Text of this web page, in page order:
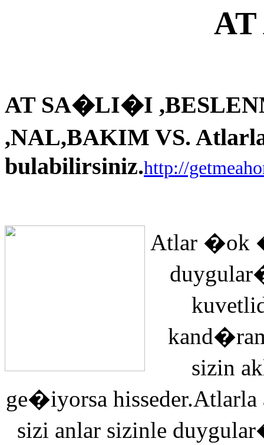
AT SA�LI�I
,NAL,BAKIM VS.
bulabilirsiniz.http://
Atlar �ok
sizin
ge�iyorsa
sizi anlar sizinle